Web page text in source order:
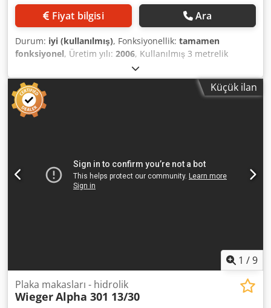
Fiyat bilgisi Ara
Durum: iyi (kullanılmış), Fonksiyonellik: tamamen
fonksiyonel, Üretim yılı: 2006, Kullanılmış 3 metrelik
Baykal giyotin makas Tip: HGL 3100 x 8 Kapasite: 3100 x 8
mm (çelik) Elektrikli NC arka dayama Üretim yılı: 2006
Dsdpezgt Tbjfx Aikjck
Küçük ilan
1 /9
Plaka makasları - hidrolik
WiegerAlpha 301 13/30